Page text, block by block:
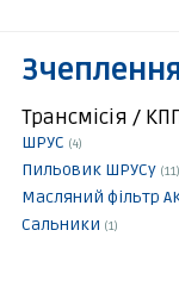
Трансмісія /
ШРУС (4)
Пильовик ШРУСу (11)
Масляний фільтр
Сальники (1)